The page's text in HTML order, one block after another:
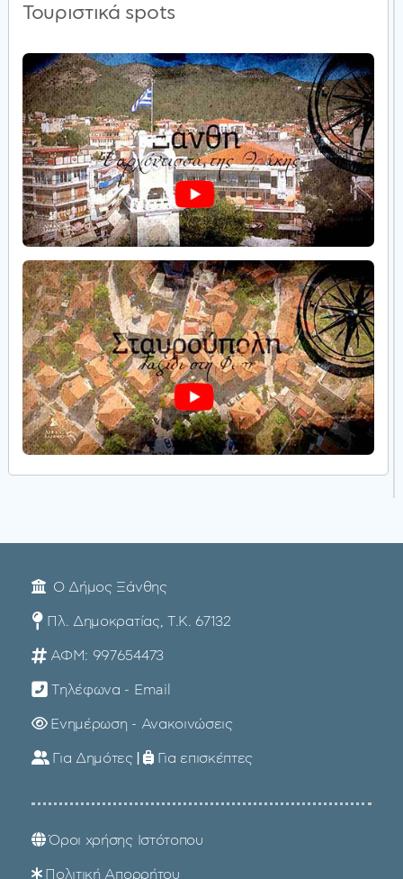
Τουριστικά spots
Ο Δήμος Ξάνθης
Πλ. Δημοκρατίας, Τ.Κ. 67132
ΑΦΜ: 997654473
Τηλέφωνα - Email
Ενημέρωση - Ανακοινώσεις
Για Δημότες | Για επισκέπτες
Όροι χρήσης Ιστότοπου
Πολιτική Απορρήτου